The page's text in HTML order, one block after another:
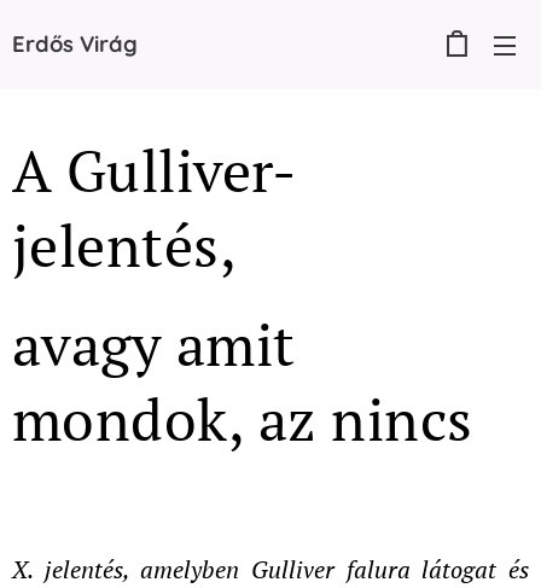
Erdős Virág
A Gulliver-
jelentés,
avagy amit
mondok, az nincs
X. jelentés, amelyben Gulliver falura látogat és